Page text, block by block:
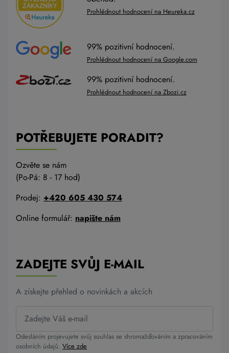
Prohlédnout hodnocení na Heureka.cz
99% pozitivní hodnocení.
Prohlédnout hodnocení na Google.com
99% pozitivní hodnocení.
Prohlédnout hodnocení na Zbozi.cz
POTŘEBUJETE PORADIT?
Ozvěte se nám
(Po-Pá: 8 - 17 hod)
Prodej: +420 605 430 574
Online formulář: napište nám
ZADEJTE SVŮJ E-MAIL
A získejte přehled o novinkách a akcích
Odesláním projevujete svůj souhlas se shromažďováním a zpracováním
osobních údajů. Více zde